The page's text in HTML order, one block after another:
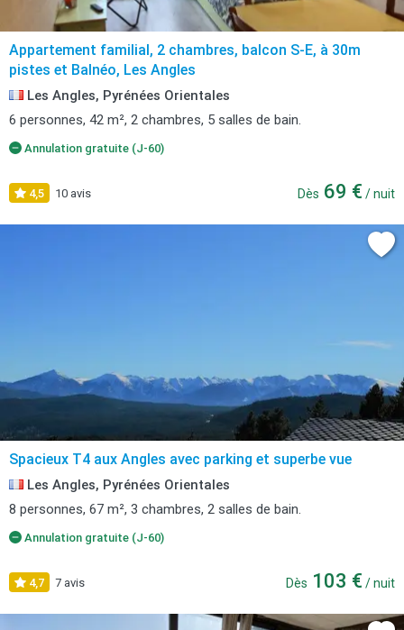
Appartement familial, 2 chambres, balcon S-E, à 30m
pistes et Balnéo, Les Angles
Les Angles, Pyrénées Orientales
6 personnes, 42 m², 2 chambres, 5 salles de bain.
Annulation gratuite (J-60)
4,5 10 avis Dès 69 € / nuit
Spacieux T4 aux Angles avec parking et superbe vue
Les Angles, Pyrénées Orientales
8 personnes, 67 m², 3 chambres, 2 salles de bain.
Annulation gratuite (J-60)
4,7 7 avis Dès 103 € / nuit